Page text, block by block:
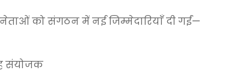
को संगठन में नई जिम्मेदारियाँ दी गईं—
संयोजक